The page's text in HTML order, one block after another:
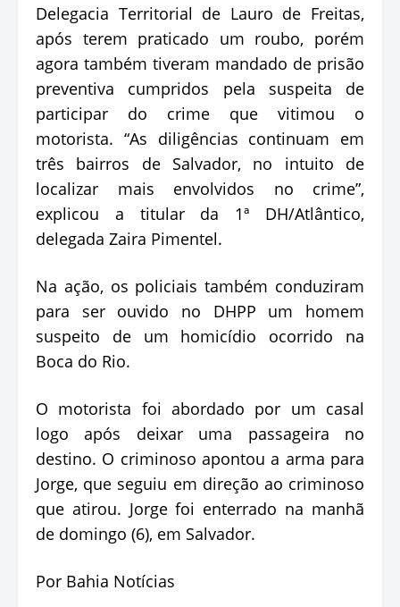
Delegacia Territorial de Lauro de Freitas,
após terem praticado um roubo, porém
agora também tiveram mandado de prisão
preventiva cumpridos pela suspeita de
participar do crime que vitimou o
motorista. “As diligências continuam em
três bairros de Salvador, no intuito de
localizar mais envolvidos no crime”,
explicou a titular da 1ª DH/Atlântico,
delegada Zaira Pimentel.
Na ação, os policiais também conduziram
para ser ouvido no DHPP um homem
suspeito de um homicídio ocorrido na
Boca do Rio.
O motorista foi abordado por um casal
logo após deixar uma passageira no
destino. O criminoso apontou a arma para
Jorge, que seguiu em direção ao criminoso
que atirou. Jorge foi enterrado na manhã
de domingo (6), em Salvador.
Por Bahia Notícias